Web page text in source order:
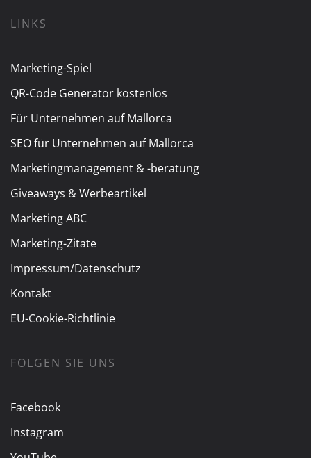
LINKS
Marketing-Spiel
QR-Code Generator kostenlos
Für Unternehmen auf Mallorca
SEO für Unternehmen auf Mallorca
Marketingmanagement & -beratung
Giveaways & Werbeartikel
Marketing ABC
Marketing-Zitate
Impressum/Datenschutz
Kontakt
EU-Cookie-Richtlinie
FOLGEN SIE UNS
Facebook
Instagram